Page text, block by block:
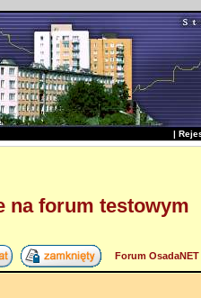
|
na forum testowym
Forum